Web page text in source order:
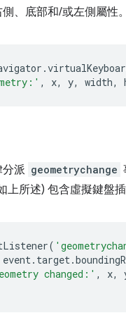
、底部和/或左側屬性。
.
, x, y, width,
派 geometrychange
上所述) 包含虛擬鍵盤
(
event. target.
changed:' , x,